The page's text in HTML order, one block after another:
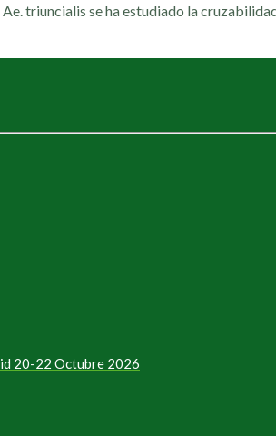
triuncialis se ha estudiado la
20-22 Octubre 2026